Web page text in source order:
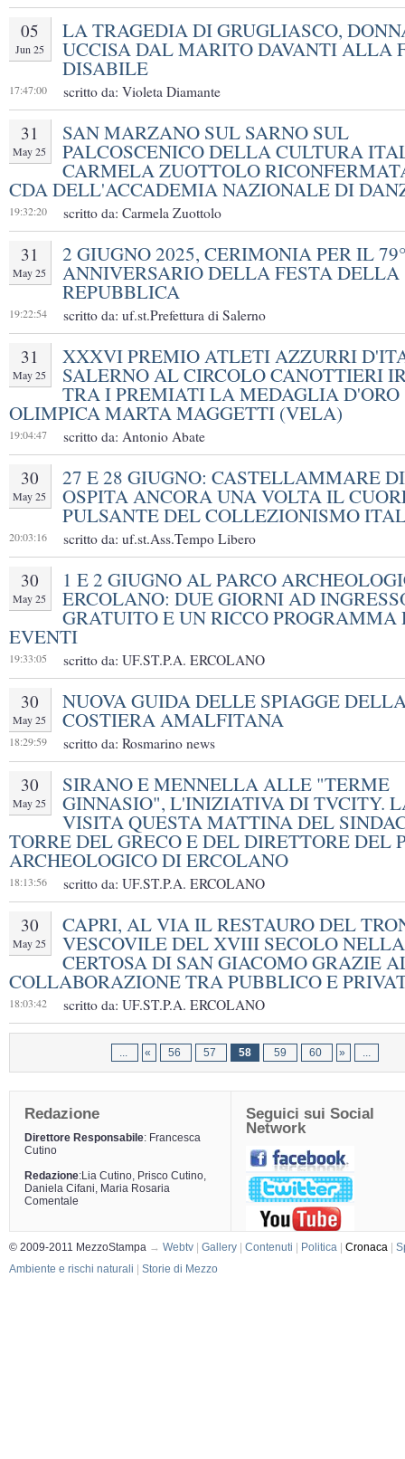
05
Jun 25
LA TRAGEDIA DI GRUGLIASCO,
UCCISA DAL MARITO DAVANTI ALLA
DISABILE
17:47:00 scritto da: Violeta Diamante
31
May 25
SAN MARZANO SUL SARNO SUL
PALCOSCENICO DELLA CULTURA
CARMELA ZUOTTOLO
CDA DELL'ACCADEMIA NAZIONALE DI
19:32:20 scritto da: Carmela Zuottolo
31
May 25
2 GIUGNO 2025, CERIMONIA PER IL 79°
ANNIVERSARIO DELLA FESTA DELLA
REPUBBLICA
19:22:54 scritto da: uf.st.Prefettura di Salerno
31
May 25
XXXVI PREMIO ATLETI AZZURRI
SALERNO AL CIRCOLO CANOTTIERI
TRA I PREMIATI LA MEDAGLIA D'ORO
OLIMPICA MARTA MAGGETTI (VELA)
19:04:47 scritto da: Antonio Abate
30
May 25
27 E 28 GIUGNO: CASTELLAMMARE
OSPITA ANCORA UNA VOLTA IL
PULSANTE DEL COLLEZIONISMO
20:03:16 scritto da: uf.st.Ass.Tempo Libero
30
May 25
1 E 2 GIUGNO AL PARCO
ERCOLANO: DUE GIORNI AD
GRATUITO E UN RICCO PROGRAMMA
EVENTI
19:33:05 scritto da: UF.ST.P.A. ERCOLANO
30
May 25
NUOVA GUIDA DELLE SPIAGGE
COSTIERA AMALFITANA
18:29:59 scritto da: Rosmarino news
30
May 25
SIRANO E MENNELLA ALLE "TERME
GINNASIO", L'INIZIATIVA DI TVCITY.
VISITA QUESTA MATTINA DEL
TORRE DEL GRECO E DEL DIRETTORE DEL
ARCHEOLOGICO DI ERCOLANO
18:13:56 scritto da: UF.ST.P.A. ERCOLANO
30
May 25
CAPRI, AL VIA IL RESTAURO DEL
VESCOVILE DEL XVIII SECOLO NELLA
CERTOSA DI SAN GIACOMO GRAZIE
COLLABORAZIONE TRA PUBBLICO E
18:03:42 scritto da: UF.ST.P.A. ERCOLANO
... « 56 57 58 59 60 » ...
Redazione
Direttore Responsabile: Francesca
Cutino
Redazione:Lia Cutino, Prisco Cutino,
Daniela Cifani, Maria Rosaria
Comentale
Seguici sui Social
Network
© 2009-2011 MezzoStampa → Webtv Gallery Contenuti Politica Cronaca
Ambiente e rischi naturali Storie di Mezzo